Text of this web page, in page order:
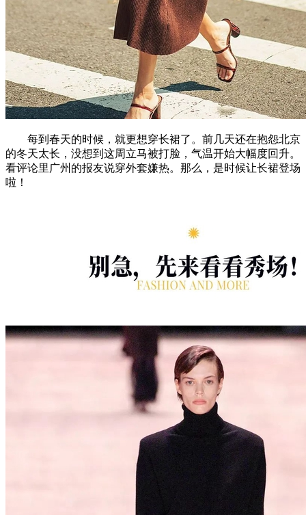
每到春天的时候，就更想穿长裙了。前几天还在抱怨北京
的冬天太长，没想到这周立马被打脸，气温开始大幅度回升。
看评论里广州的报友说穿外套嫌热。那么，是时候让长裙登场
啦！